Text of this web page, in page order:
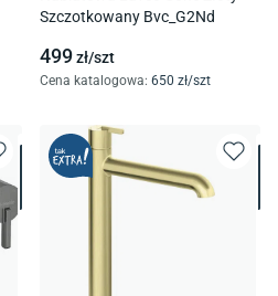
Szczotkowany Bvc_G2Nd
499zł/szt
Cena katalogowa: 650 zł/szt